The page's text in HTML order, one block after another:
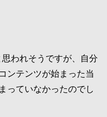
われそうですが、自分
ンテンツが始まった当
っていなかったのでし